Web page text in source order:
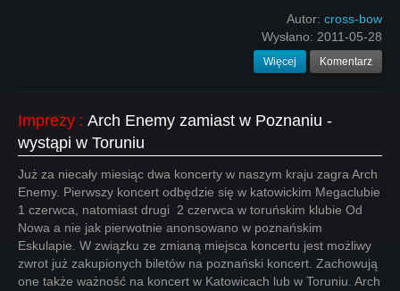
Autor: cross-bow
Wysłano: 2011-05-28
Więcej Komentarz
Imprezy : Arch Enemy zamiast w Poznaniu -
wystąpi w Toruniu
Już za niecały miesiąc dwa koncerty w naszym kraju zagra Arch
Enemy. Pierwszy koncert odbędzie się w katowickim Megaclubie
1 czerwca, natomiast drugi 2 czerwca w toruńskim klubie Od
Nowa a nie jak pierwotnie anonsowano w poznańskim
Eskulapie. W związku ze zmianą miejsca koncertu jest możliwy
zwrot już zakupionych biletów na poznański koncert. Zachowują
one także ważność na koncert w Katowicach lub w Toruniu. Arch